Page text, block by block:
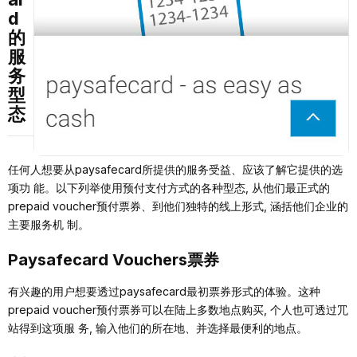
d
的
服
务
型
态
任何⼈想要从paysafecard所提供的服务受益、应该了解它提供的选
项功 能。以下列举使⽤预付⽀付⽅式的各种型态, 从他们最正式的
prepaid voucher预付票券、到他们独特的线上形式, 涵括他们企业的
主要服务机 制。
Paysafecard Vouchers票券
有兴趣的⽤户想要透过paysafecard最初票券形式的体验。这种
prepaid voucher预付票券可以在陆上多数地点购买, 个⼈也可透过⺴
站得到这项服 务, 输⼊他们的所在地、并选择最便利的地点。